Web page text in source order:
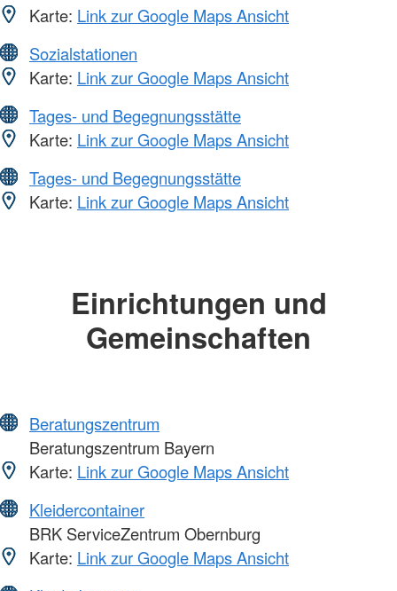
Karte: Link zur Google Maps Ansicht
Sozialstationen
Karte: Link zur Google Maps Ansicht
Tages- und Begegnungsstätte
Karte: Link zur Google Maps Ansicht
Tages- und Begegnungsstätte
Karte: Link zur Google Maps Ansicht
Einrichtungen und
Gemeinschaften
Beratungszentrum
Beratungszentrum Bayern
Karte: Link zur Google Maps Ansicht
Kleidercontainer
BRK ServiceZentrum Obernburg
Karte: Link zur Google Maps Ansicht